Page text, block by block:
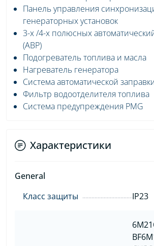
Панель управления
генераторных установок
3-х /4-х полюсных
(АВР)
Подогреватель топлива и масла
Нагреватель генератора
Система автоматической
Фильтр водоотделителя топлива
Система предупреждения PMG
Характеристики
General
Класс защиты
IP23